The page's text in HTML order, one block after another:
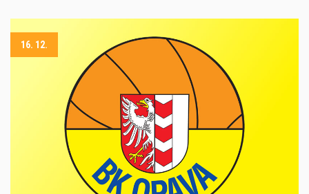
16. 12.